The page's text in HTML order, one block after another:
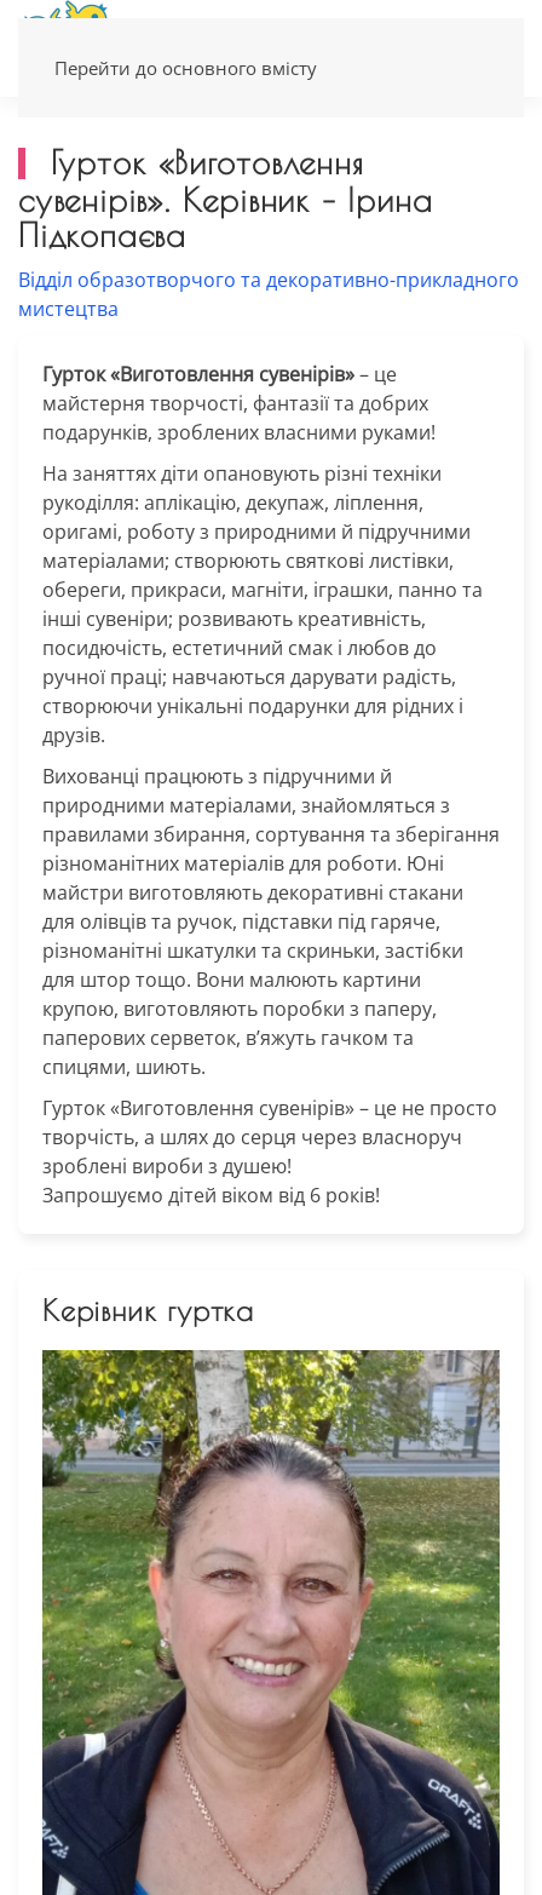
Перейти до основного вмісту
Гурток «Виготовлення
сувенірів». Керівник – Ірина
Підкопаєва
Відділ образотворчого та декоративно-прикладного
мистецтва
Гурток «Виготовлення сувенірів»– це
майстерня творчості, фантазії та добрих
подарунків, зроблених власними руками!
На заняттях діти опановують різні техніки
рукоділля: аплікацію, декупаж, ліплення,
оригамі, роботу з природними й підручними
матеріалами; створюють святкові листівки,
обереги, прикраси, магніти, іграшки, панно та
інші сувеніри; розвивають креативність,
посидючість, естетичний смак і любов до
ручної праці; навчаються дарувати радість,
створюючи унікальні подарунки для рідних і
друзів.
Вихованці працюють з підручними й
природними матеріалами, знайомляться з
правилами збирання, сортування та зберігання
різноманітних матеріалів для роботи. Юні
майстри виготовляють декоративні стакани
для олівців та ручок, підставки під гаряче,
різноманітні шкатулки та скриньки, застібки
для штор тощо. Вони малюють картини
крупою, виготовляють поробки з паперу,
паперових серветок, в’яжуть гачком та
спицями, шиють.
Гурток «Виготовлення сувенірів» – це не просто
творчість, а шлях до серця через власноруч
зроблені вироби з душею!
Запрошуємо дітей віком від 6 років!
Керівник гуртка